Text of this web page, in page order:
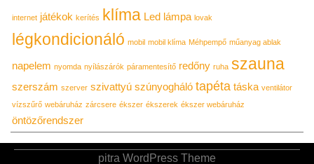
internet játékok kerítés klíma Led lámpa lovak
légkondicionáló mobil mobil klíma Méhpempő műanyag ablak
napelem nyomda nyílászárók páramentesítő redőny ruha szauna
szerszám szerver szivattyú szúnyogháló tapéta táska ventilátor
vízszűrő webáruház zárcsere ékszer ékszerek ékszer webáruház
öntözőrendszer
pitra WordPress Theme